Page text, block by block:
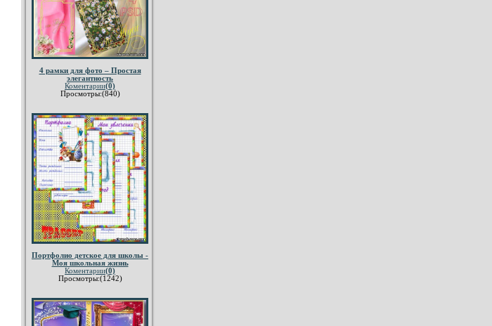
4 рамки для фото – Простая
элегантность
Коментарии(0)
Просмотры:(840)
Портфолио детское для школы -
Моя школьная жизнь
Коментарии(0)
Просмотры:(1242)